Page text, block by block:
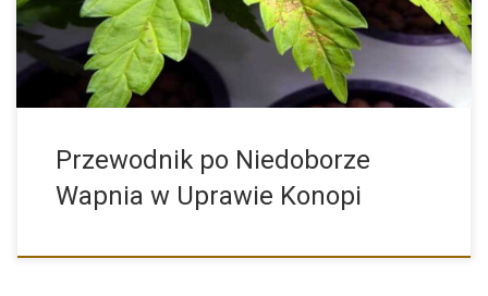
Przewodnik po Niedoborze
Wapnia w Uprawie Konopi